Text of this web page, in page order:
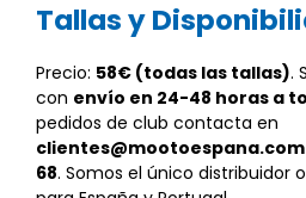
Tallas y
Precio: 58€ (todas las tallas).
con envío en 24-48 horas a
pedidos de club contacta en
clientes@mootoespana.com
68. Somos el único distribuidor